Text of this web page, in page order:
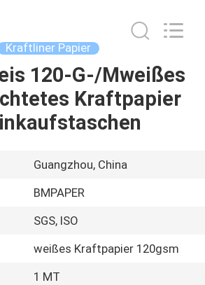
Kraftliner Papier
120-G-/Mweißes
Kraftpapier
Guangzhou, China
BMPAPER
SGS, ISO
weißes Kraftpapier 120gsm
1 MT